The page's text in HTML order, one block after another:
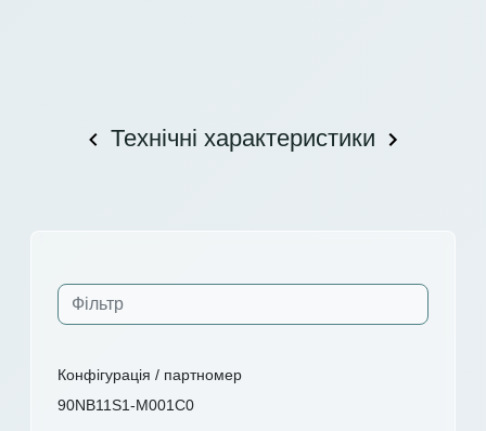
Технічні характеристики
Конфігурація / партномер
90NB11S1-M001C0